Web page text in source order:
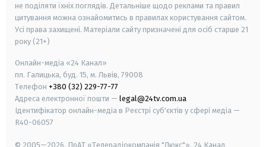
не поділяти їхніх поглядів. Детальніше щодо реклами та правил
цитування можна ознайомитись в правилах користування сайтом.
Усі права захищені. Матеріали сайту призначені для осіб старше 21
року (21+)
Онлайн-медіа «24 Канал»
пл. Галицька, буд. 15, м. Львів, 79008
Телефон +380 (32) 229-77-77
Адреса електронної пошти — legal@24tv.com.ua
Ідентифікатор онлайн-медіа в Реєстрі суб'єктів у сфері медіа —
R40-06057
© 2005—2026, ПрАТ «Телерадіокомпанія "Люкс"», 24 Канал.